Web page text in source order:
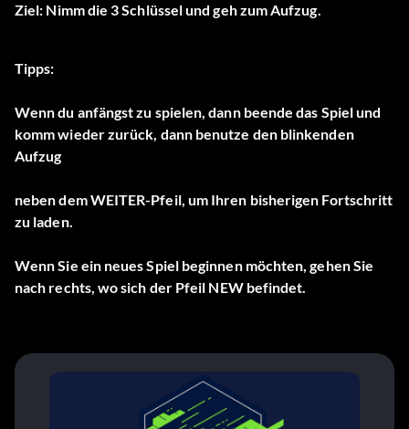
Ziel: Nimm die 3 Schlüssel und geh zum Aufzug.
Tipps:
Wenn du anfängst zu spielen, dann beende das Spiel und
komm wieder zurück, dann benutze den blinkenden
Aufzug
neben dem WEITER-Pfeil, um Ihren bisherigen Fortschritt
zu laden.
Wenn Sie ein neues Spiel beginnen möchten, gehen Sie
nach rechts, wo sich der Pfeil NEW befindet.